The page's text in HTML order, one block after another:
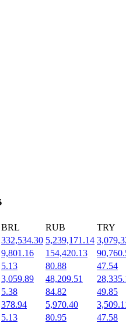
BRL RUB
TRY
332,534.30 5,239,171.14
9,801.16 154,420.13
5.13 80.88
47.54
3,059.89 48,209.51
5.38 84.82
49.85
378.94 5,970.40
5.13 80.95
47.58